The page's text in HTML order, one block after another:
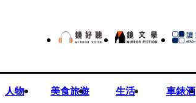
人物 美食旅遊 生活 車錶酒